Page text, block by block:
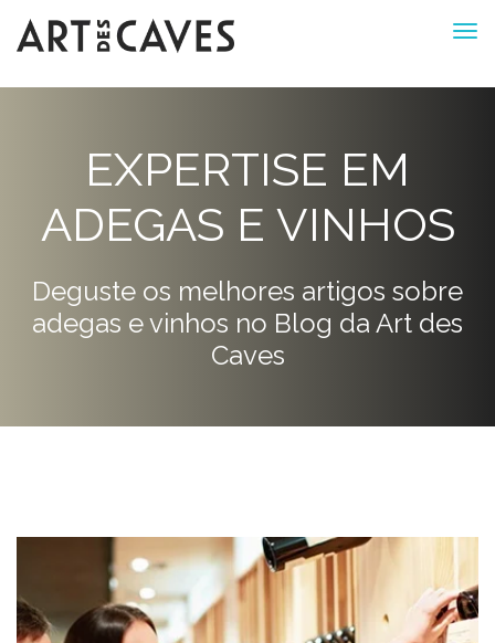
EXPERTISE EM
ADEGAS E VINHOS
Deguste os melhores artigos sobre
adegas e vinhos no Blog da Art des
Caves